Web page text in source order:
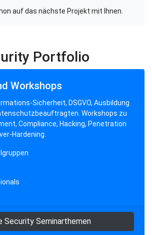
auf das nächste Projekt mit Ihnen.
Portfolio
Workshops
Sicherheit, DSGVO, Ausbildung
Workshops zu
Compliance, Hacking, Penetration
Hardening.
Security Seminarthemen